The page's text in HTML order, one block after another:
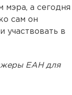
мэра, а сегодня
сам он
участвовать в
ЕАН для